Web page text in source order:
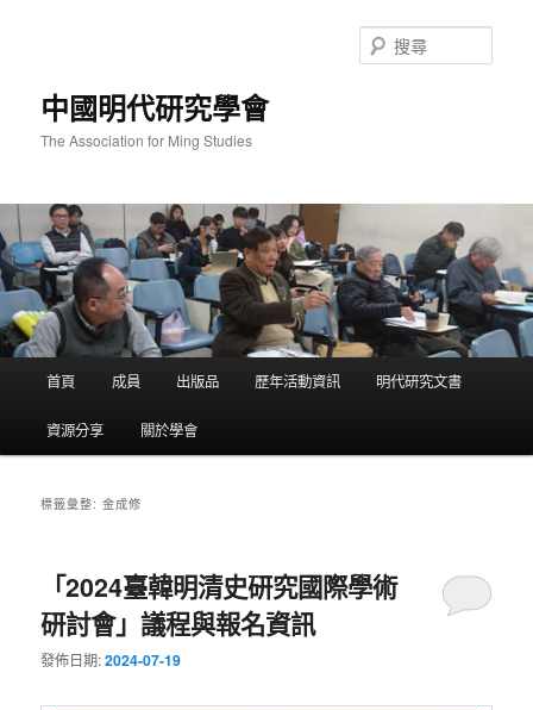
中國明代研究學會
The Association for Ming Studies
尋
首頁 成員 出版品 歷年活動資訊 明代研究文書
資源分享 關於學會
標籤彙整:金成修
「2024臺韓明清史研究國際學術
研討會」議程與報名資訊
發佈日期:2024-07-19